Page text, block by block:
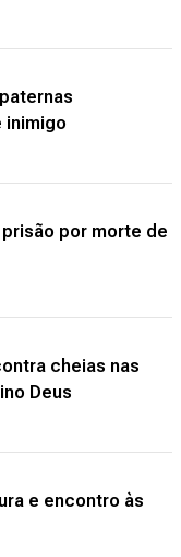
inimigo
por morte de
cheias nas
Deus
e encontro às